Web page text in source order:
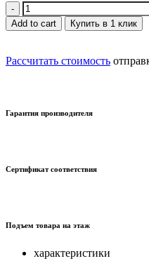
Quantity
Add to cart Купить в 1 клик
Рассчитать стоимость
Гарантия производителя
Сертификат соответствия
Подъем товара на этаж
характеристики